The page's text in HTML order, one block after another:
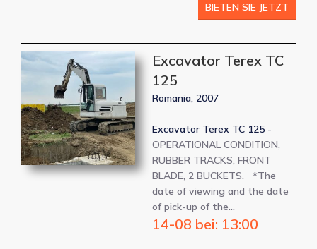
BIETEN SIE JETZT
Excavator Terex TC
125
Romania, 2007
Excavator Terex TC 125 -
OPERATIONAL CONDITION,
RUBBER TRACKS, FRONT
BLADE, 2 BUCKETS. *The
date of viewing and the date
of pick-up of the…
14-08 bei: 13:00